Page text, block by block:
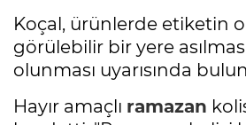
Koçal, ürünlerde etiketin
görülebilir bir yere
olunması uyarısında
Hayır amaçlı ramazan